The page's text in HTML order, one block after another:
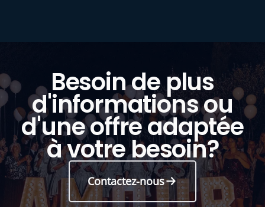
Besoin de plus
d'informations ou
d'une offre adaptée
à votre besoin?
Contactez-nous